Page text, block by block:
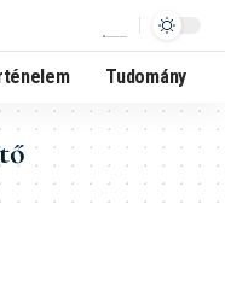
Tudomány